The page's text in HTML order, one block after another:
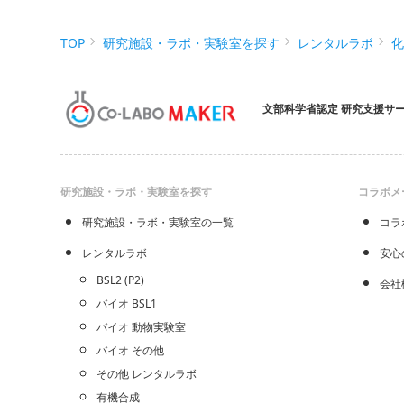
TOP 研究施設・ラボ・実験室を探す レンタルラボ
文部科学省認定 研究支援サ
研究施設・ラボ・実験室を探す
研究施設・ラボ・実験室の一覧
レンタルラボ
BSL2 (P2)
バイオ BSL1
バイオ 動物実験室
バイオ その他
その他 レンタルラボ
有機合成
コラボ
コ
安
会